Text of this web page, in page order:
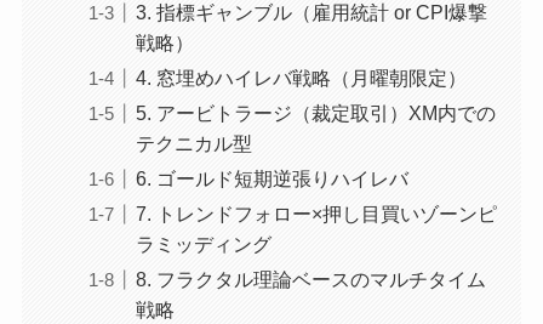
3. 指標ギャンブル（雇用統計 or CPI爆撃
戦略）
4. 窓埋めハイレバ戦略（月曜朝限定）
5. アービトラージ（裁定取引）XM内での
テクニカル型
6. ゴールド短期逆張りハイレバ
7. トレンドフォロー×押し目買いゾーンピ
ラミッディング
8. フラクタル理論ベースのマルチタイム
戦略